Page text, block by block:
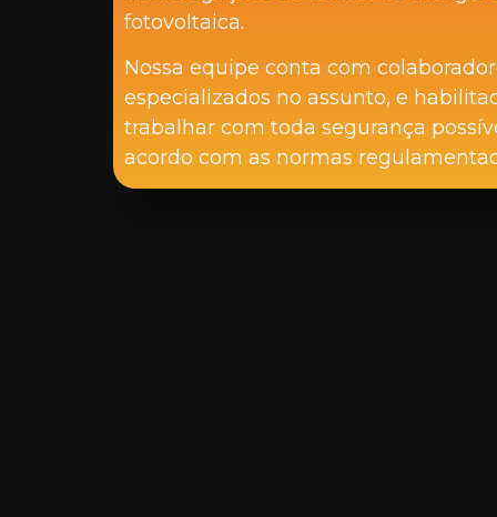
fotovoltaica.
Nossa equipe conta com
especializados no assunto, e
trabalhar com toda segurança
acordo com as normas